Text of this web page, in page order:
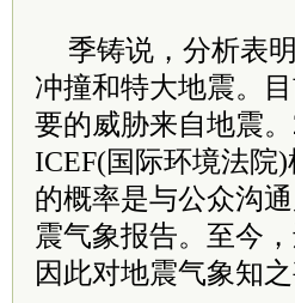
季铸说，分析表
冲撞和特大地震。
要的威胁来自地震
ICEF(国际环境法院
的概率是与公众沟
震气象报告。至今
因此对地震气象知